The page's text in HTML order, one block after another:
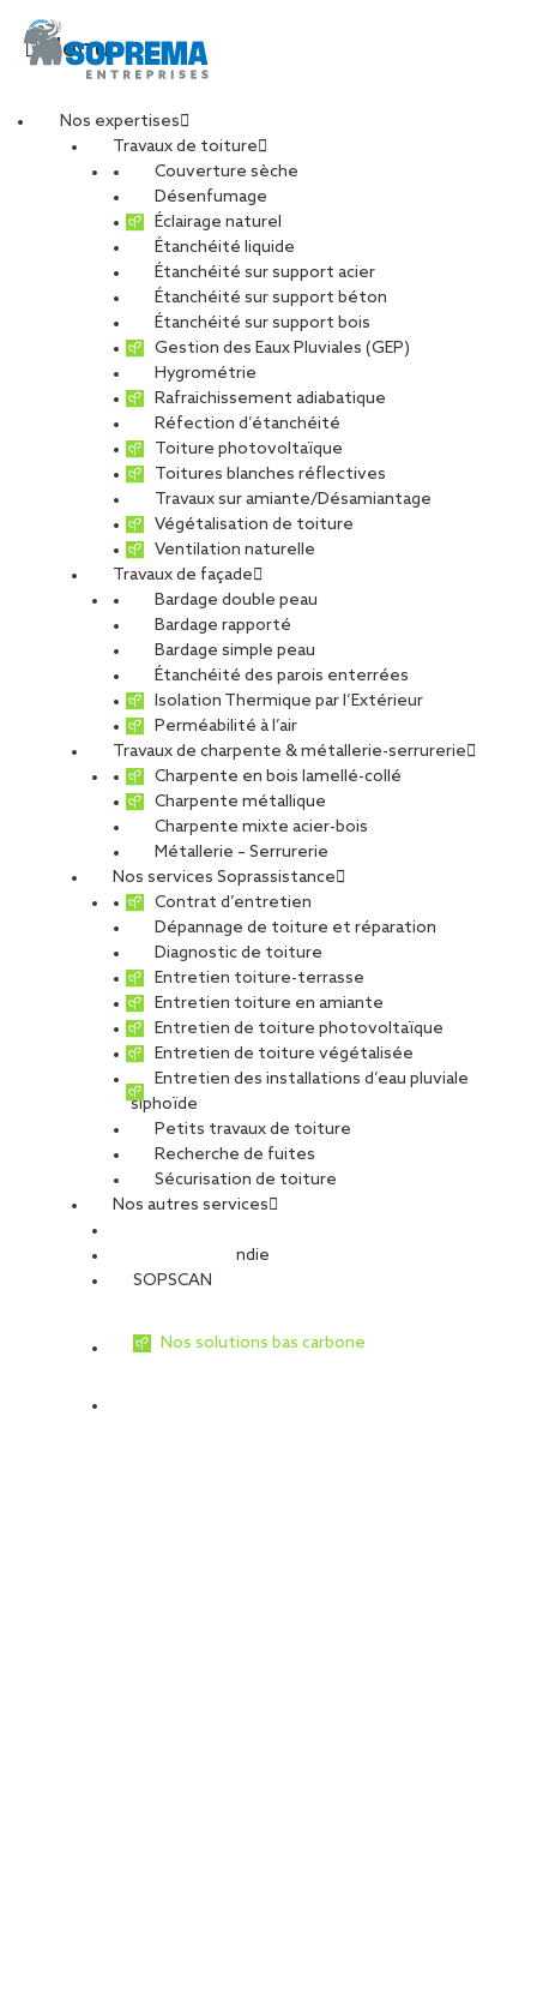
Menu
Nos expertises
Travaux de toiture
Couverture sèche
Désenfumage
Éclairage naturel
Étanchéité liquide
Étanchéité sur support acier
Étanchéité sur support béton
Étanchéité sur support bois
Gestion des Eaux Pluviales (GEP)
Hygrométrie
Rafraichissement adiabatique
Réfection d’étanchéité
Toiture photovoltaïque
Toitures blanches réflectives
Travaux sur amiante/Désamiantage
Végétalisation de toiture
Ventilation naturelle
Travaux de façade
Bardage double peau
Bardage rapporté
Bardage simple peau
Étanchéité des parois enterrées
Isolation Thermique par l’Extérieur
Perméabilité à l’air
Travaux de charpente & métallerie-serrurerie
Charpente en bois lamellé-collé
Charpente métallique
Charpente mixte acier-bois
Métallerie – Serrurerie
Nos services Soprassistance
Contrat d’entretien
Dépannage de toiture et réparation
Diagnostic de toiture
Entretien toiture-terrasse
Entretien toiture en amiante
Entretien de toiture photovoltaïque
Entretien de toiture végétalisée
Entretien des installations d’eau pluviale
siphoïde
Petits travaux de toiture
Recherche de fuites
Sécurisation de toiture
Nos autres services
Sécurité Incendie
SOPSCAN
Nos solutions bas carbone
site internet-
1
PARTAGER
30 mars 2023